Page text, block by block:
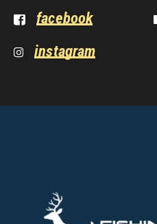
facebook
instagram